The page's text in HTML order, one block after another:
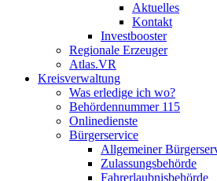
Aktuelles
Kontakt
Investbooster
Regionale Erzeuger
Atlas.VR
Kreisverwaltung
Was erledige ich wo?
Behördennummer 115
Onlinedienste
Bürgerservice
Allgemeiner
Zulassungsbehörde
Fahrerlaubnisbehörde